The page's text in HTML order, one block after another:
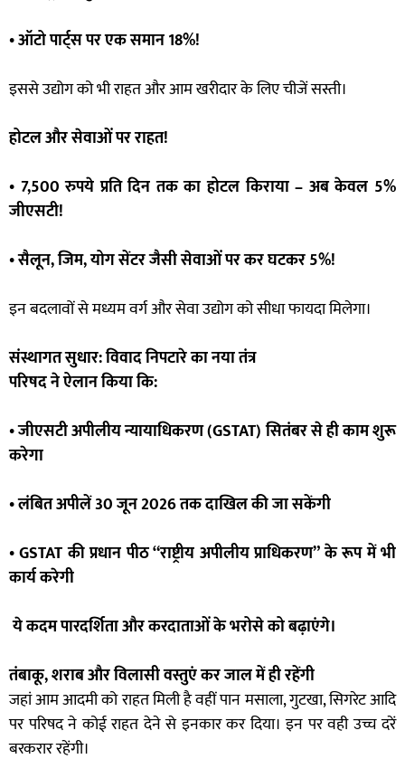
• ऑटो पार्ट्स पर एक समान 18%!
इससे उद्योग को भी राहत और आम खरीदार के लिए चीजें सस्ती।
होटल और सेवाओं पर राहत!
• 7,500 रुपये प्रति दिन तक का होटल किराया – अब केवल 5%
जीएसटी!
• सैलून, जिम, योग सेंटर जैसी सेवाओं पर कर घटकर 5%!
इन बदलावों से मध्यम वर्ग और सेवा उद्योग को सीधा फायदा मिलेगा।
संस्थागत सुधार: विवाद निपटारे का नया तंत्र
परिषद ने ऐलान किया कि:
• जीएसटी अपीलीय न्यायाधिकरण (GSTAT) सितंबर से ही काम शुरू
करेगा
• लंबित अपीलें 30 जून 2026 तक दाखिल की जा सकेंगी
• GSTAT की प्रधान पीठ “राष्ट्रीय अपीलीय प्राधिकरण” के रूप में भी
कार्य करेगी
ये कदम पारदर्शिता और करदाताओं के भरोसे को बढ़ाएंगे।
तंबाकू, शराब और विलासी वस्तुएं कर जाल में ही रहेंगी
जहां आम आदमी को राहत मिली है वहीं पान मसाला, गुटखा, सिगरेट आदि
पर परिषद ने कोई राहत देने से इनकार कर दिया। इन पर वही उच्च दरें
बरकरार रहेंगी।